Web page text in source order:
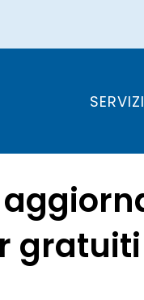
SERVIZI